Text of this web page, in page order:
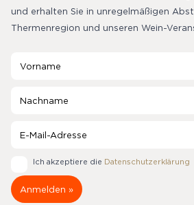
und erhalten Sie in unregelmäßigen
Thermenregion und unseren Wein-
Ich akzeptiere die Datenschutzerklärung